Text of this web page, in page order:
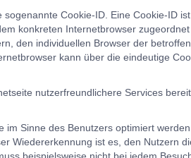
Cookie-ID. Eine Cookie-ID
konkreten Internetbrowser
den individuellen Browser der
kann über die eindeutige
nutzerfreundlichere Services
Sinne des Benutzers optimiert
Wiedererkennung ist es, den Nutzern